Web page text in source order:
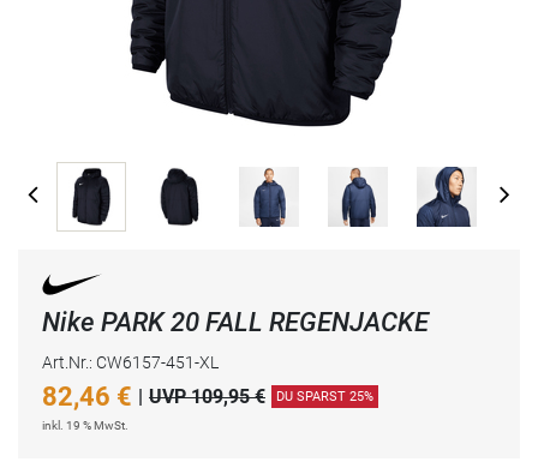
Nike PARK 20 FALL REGENJACKE
Art.Nr.: CW6157-451-XL
82,46 € | UVP 109,95 € DU SPARST 25%
inkl. 19 % MwSt.